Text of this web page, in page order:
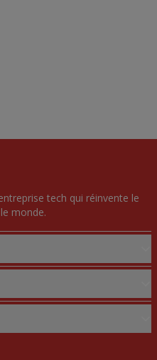
tech qui réinvente le
monde.